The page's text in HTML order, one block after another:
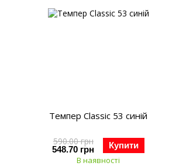
Темпер Classic 53 синій
590.00 грн
548.70 грн Купити
В наявності